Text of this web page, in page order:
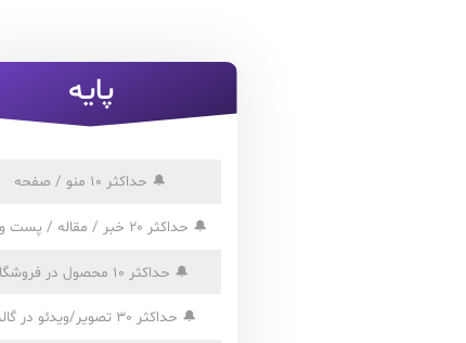
پایه
🔔 حداکثر 10 منو / صفحه
🔔 حداکثر 20 خبر / مقاله / پست وبلاگ
🔔 حداکثر 10 محصول در فروشگاه
🔔 حداکثر 30 تصویر/ویدئو در گالری